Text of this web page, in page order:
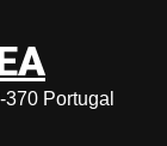
Portugal